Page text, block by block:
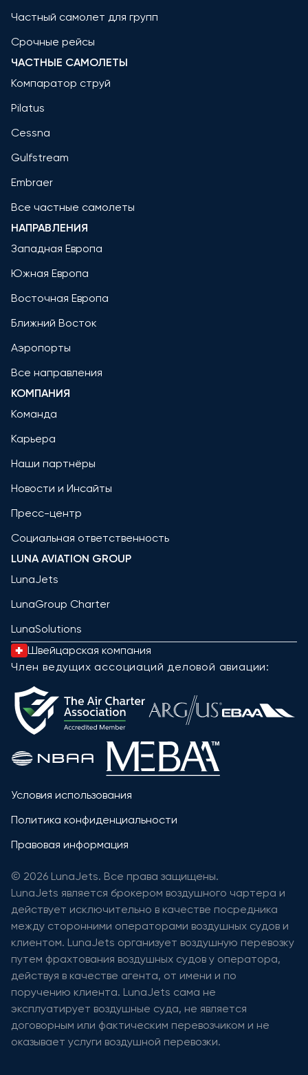
Частный самолет для групп
Срочные рейсы
ЧАСТНЫЕ САМОЛЕТЫ
Компаратор струй
Pilatus
Cessna
Gulfstream
Embraer
Все частные самолеты
НАПРАВЛЕНИЯ
Западная Европа
Южная Европа
Восточная Европа
Ближний Восток
Аэропорты
Все направления
КОМПАНИЯ
Команда
Карьера
Наши партнёры
Новости и Инсайты
Пресс-центр
Социальная ответственность
LUNA AVIATION GROUP
LunaJets
LunaGroup Charter
LunaSolutions
Швейцарская компания
Член ведущих ассоциаций деловой авиации:
Условия использования
Политика конфиденциальности
Правовая информация
© 2026 LunaJets. Все права защищены.
LunaJets является брокером воздушного чартера и
действует исключительно в качестве посредника
между сторонними операторами воздушных судов и
клиентом. LunaJets организует воздушную перевозку
путем фрахтования воздушных судов у оператора,
действуя в качестве агента, от имени и по
поручению клиента. LunaJets сама не
эксплуатирует воздушные суда, не является
договорным или фактическим перевозчиком и не
оказывает услуги воздушной перевозки.